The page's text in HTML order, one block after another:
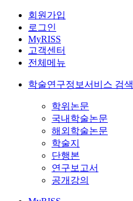
회원가입
로그인
MyRISS
고객센터
전체메뉴
학술연구정보서비스 검색
학위논문
국내학술논문
해외학술논문
학술지
단행본
연구보고서
공개강의